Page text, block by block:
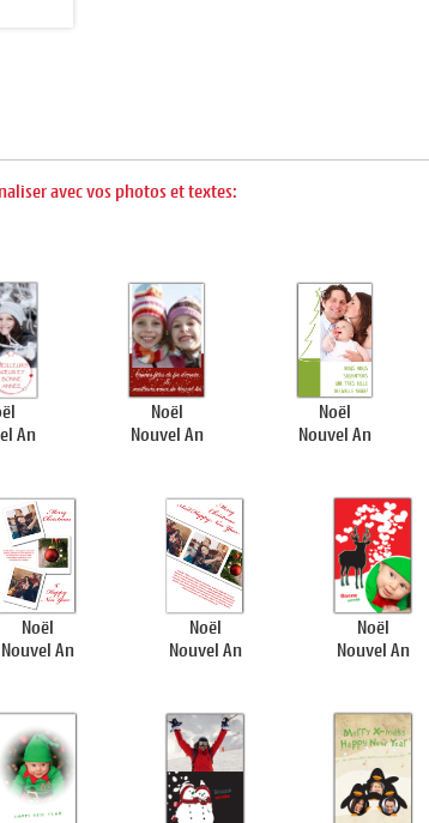
avec vos photos et textes:
An
Noël
Nouvel An
Noël
Nouvel An
Noël
Nouvel An
Noël
Nouvel An
Noël
Nouvel An